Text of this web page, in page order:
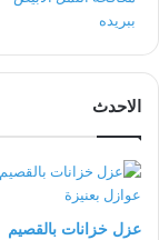
الاحدث
عزل خزانات بالقصيم